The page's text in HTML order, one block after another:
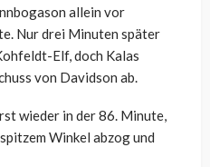
allein vor
Nur drei Minuten später
Elf, doch Kalas
von Davidson ab.
wieder in der 86. Minute,
Winkel abzog und